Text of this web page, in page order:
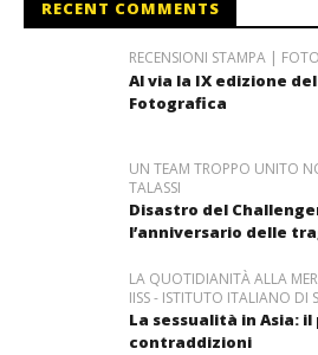
RECENT COMMENTS
RECENSIONI STAMPA |
Al via la IX edizione
Fotografica
UN TEAM TROPPO UNITO
TALASSI
Disastro del
l’anniversario delle
LA QUOTIDIANITÀ ALLA
IISS - ISTITUTO ITALIANO DI
La sessualità in Asia:
contraddizioni